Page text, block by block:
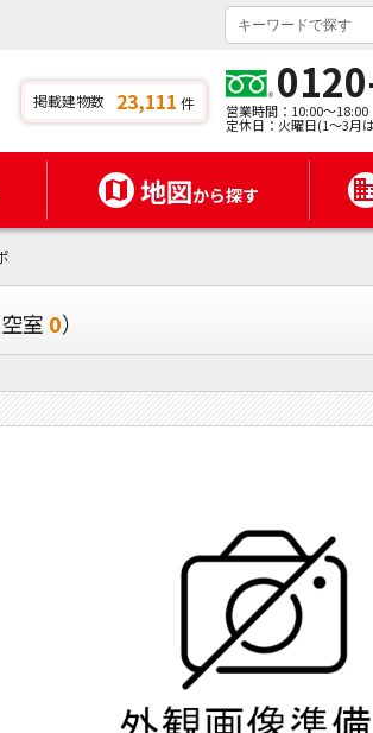
掲載建物数 23,111 件 営業時間：10:00～18:00
定休日：火曜日(1～3月
地図から探す
空室 0）